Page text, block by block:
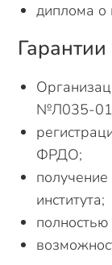
диплома о
№Л035-
ФРДО;
получение
института;